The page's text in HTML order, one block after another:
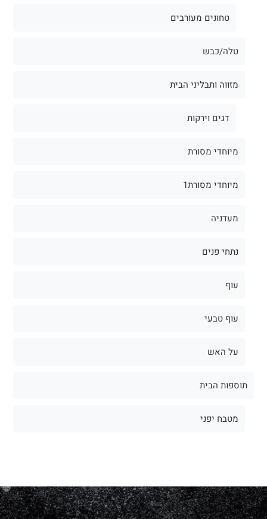
טחונים מעורבים
טלה/כבש
מזווה ותבליני הבית
דגים וירקות
מיוחדי מסורת
מיוחדי מסורת1
מעדניה
נתחי פנים
עוף
עוף טבעי
על האש
תוספות הבית
מטבח יפני